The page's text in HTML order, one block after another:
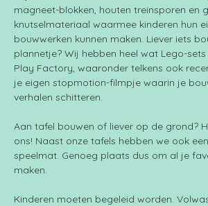
magneet-blokken, houten treinsporen en
knutselmateriaal waarmee kinderen hun
bouwwerken kunnen maken. Liever iets
plannetje? Wij hebben heel wat Lego-
Play Factory, waaronder telkens ook
je eigen stopmotion-filmpje waarin je
verhalen schitteren.
Aan tafel bouwen of liever op de grond?
ons! Naast onze tafels hebben we ook
speelmat. Genoeg plaats dus om al je
maken.
Kinderen moeten begeleid worden.